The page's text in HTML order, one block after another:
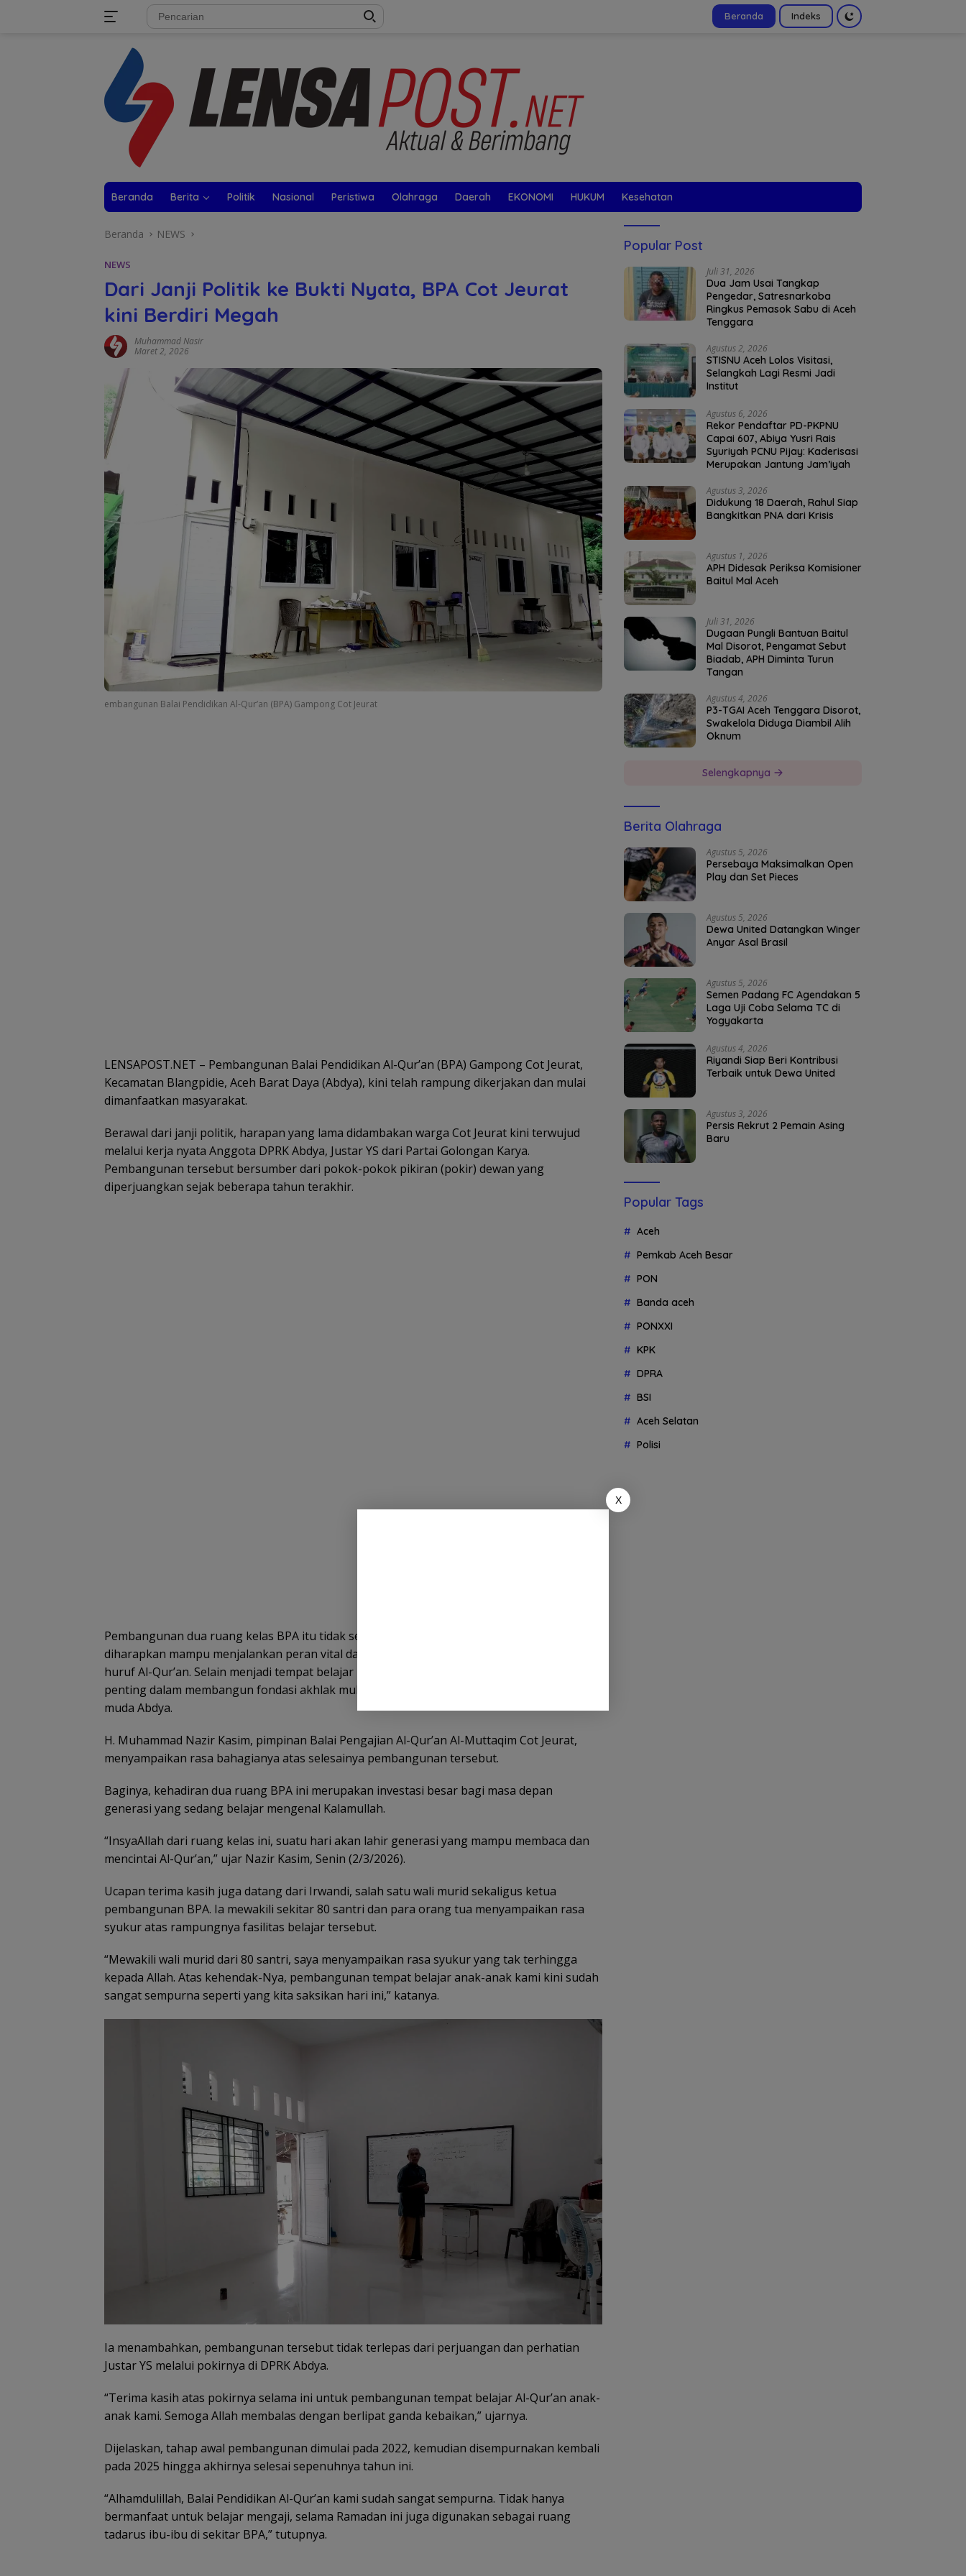
Beranda Indeks
Beranda Berita Politik Nasional Peristiwa Olahraga Daerah EKONOMI HUKUM Kesehatan
Beranda NEWS
NEWS
Dari Janji Politik ke Bukti Nyata, BPA Cot Jeurat
kini Berdiri Megah
Muhammad Nasir
Maret 2, 2026
embangunan Balai Pendidikan Al-Qur’an (BPA) Gampong Cot Jeurat
LENSAPOST.NET – Pembangunan Balai Pendidikan Al-Qur’an (BPA) Gampong Cot Jeurat,
Kecamatan Blangpidie, Aceh Barat Daya (Abdya), kini telah rampung dikerjakan dan mulai
dimanfaatkan masyarakat.
Berawal dari janji politik, harapan yang lama didambakan warga Cot Jeurat kini terwujud
melalui kerja nyata Anggota DPRK Abdya, Justar YS dari Partai Golongan Karya.
Pembangunan tersebut bersumber dari pokok-pokok pikiran (pokir) dewan yang
diperjuangkan sejak beberapa tahun terakhir.
Pembangunan dua ruang kelas BPA itu tidak sekadar memenuhi janji politik, namun
diharapkan mampu menjalankan peran vital dalam menyelamatkan generasi dari buta
huruf Al-Qur’an. Selain menjadi tempat belajar mengaji, balai tersebut diyakini berperan
penting dalam membangun fondasi akhlak mulia, moral, serta karakter religius generasi
muda Abdya.
H. Muhammad Nazir Kasim, pimpinan Balai Pengajian Al-Qur’an Al-Muttaqim Cot Jeurat,
menyampaikan rasa bahagianya atas selesainya pembangunan tersebut.
Baginya, kehadiran dua ruang BPA ini merupakan investasi besar bagi masa depan
generasi yang sedang belajar mengenal Kalamullah.
“InsyaAllah dari ruang kelas ini, suatu hari akan lahir generasi yang mampu membaca dan
mencintai Al-Qur’an,” ujar Nazir Kasim, Senin (2/3/2026).
Ucapan terima kasih juga datang dari Irwandi, salah satu wali murid sekaligus ketua
pembangunan BPA. Ia mewakili sekitar 80 santri dan para orang tua menyampaikan rasa
syukur atas rampungnya fasilitas belajar tersebut.
“Mewakili wali murid dari 80 santri, saya menyampaikan rasa syukur yang tak terhingga
kepada Allah. Atas kehendak-Nya, pembangunan tempat belajar anak-anak kami kini sudah
sangat sempurna seperti yang kita saksikan hari ini,” katanya.
Ia menambahkan, pembangunan tersebut tidak terlepas dari perjuangan dan perhatian
Justar YS melalui pokirnya di DPRK Abdya.
“Terima kasih atas pokirnya selama ini untuk pembangunan tempat belajar Al-Qur’an anak-
anak kami. Semoga Allah membalas dengan berlipat ganda kebaikan,” ujarnya.
Dijelaskan, tahap awal pembangunan dimulai pada 2022, kemudian disempurnakan kembali
pada 2025 hingga akhirnya selesai sepenuhnya tahun ini.
“Alhamdulillah, Balai Pendidikan Al-Qur’an kami sudah sangat sempurna. Tidak hanya
bermanfaat untuk belajar mengaji, selama Ramadan ini juga digunakan sebagai ruang
tadarus ibu-ibu di sekitar BPA,” tutupnya.
Popular Post
Juli 31, 2026
Dua Jam Usai Tangkap
Pengedar, Satresnarkoba
Ringkus Pemasok Sabu di Aceh
Tenggara
Agustus 2, 2026
STISNU Aceh Lolos Visitasi,
Selangkah Lagi Resmi Jadi
Institut
Agustus 6, 2026
Rekor Pendaftar PD-PKPNU
Capai 607, Abiya Yusri Rais
Syuriyah PCNU Pijay: Kaderisasi
Merupakan Jantung Jam’iyah
Agustus 3, 2026
Didukung 18 Daerah, Rahul Siap
Bangkitkan PNA dari Krisis
Agustus 1, 2026
APH Didesak Periksa Komisioner
Baitul Mal Aceh
Juli 31, 2026
Dugaan Pungli Bantuan Baitul
Mal Disorot, Pengamat Sebut
Biadab, APH Diminta Turun
Tangan
Agustus 4, 2026
P3-TGAI Aceh Tenggara Disorot,
Swakelola Diduga Diambil Alih
Oknum
Selengkapnya
Berita Olahraga
Agustus 5, 2026
Persebaya Maksimalkan Open
Play dan Set Pieces
Agustus 5, 2026
Dewa United Datangkan Winger
Anyar Asal Brasil
Agustus 5, 2026
Semen Padang FC Agendakan 5
Laga Uji Coba Selama TC di
Yogyakarta
Agustus 4, 2026
Riyandi Siap Beri Kontribusi
Terbaik untuk Dewa United
Agustus 3, 2026
Persis Rekrut 2 Pemain Asing
Baru
Popular Tags
Aceh
Pemkab Aceh Besar
PON
Banda aceh
PONXXI
KPK
DPRA
BSI
Aceh Selatan
Polisi
X